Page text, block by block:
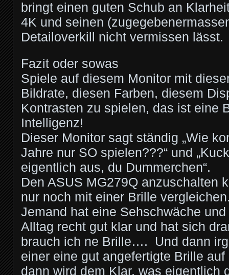
bringt einen guten Schub an
4K und seinen
Detailoverkill nicht vermissen lässt.
Fazit oder sowas
Spiele auf diesem Monitor mit
Bildrate, diesen Farben, diesem
Kontrasten zu spielen, das ist eine
Intelligenz!
Dieser Monitor sagt ständig „Wie
Jahre nur SO spielen???“ und
eigentlich aus, du Dummerchen“.
Den ASUS MG279Q anzuschalten
nur noch mit einer Brille
Jemand hat eine Sehschwäche
Alltag recht gut klar und hat sich
brauch ich ne Brille…. Und dann
einer eine gut angefertigte Brille
dann wird dem Klar, was eigentlich